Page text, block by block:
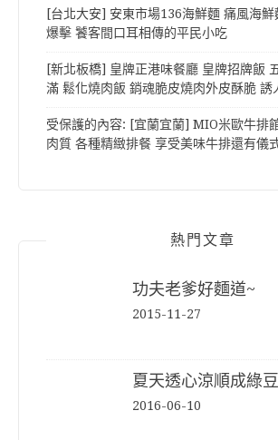
[台北大安] 安東市場136海鮮麵 痛風海
爆擊 饕客間口耳相傳的平民小吃
[新北板橋] 皇牌正港味餐廳 皇牌招牌飯
滿 鬆化燒肉飯 銷魂脆皮燒肉外皮酥脆 誘
受保護的內容: [宜蘭宜蘭] MIO米歐牛排
肉質 各種精緻排餐 享受美味牛排還有儀
熱門文章
功夫老爹好麵道~
2015-11-27
夏天透心涼順成綠
2016-06-10